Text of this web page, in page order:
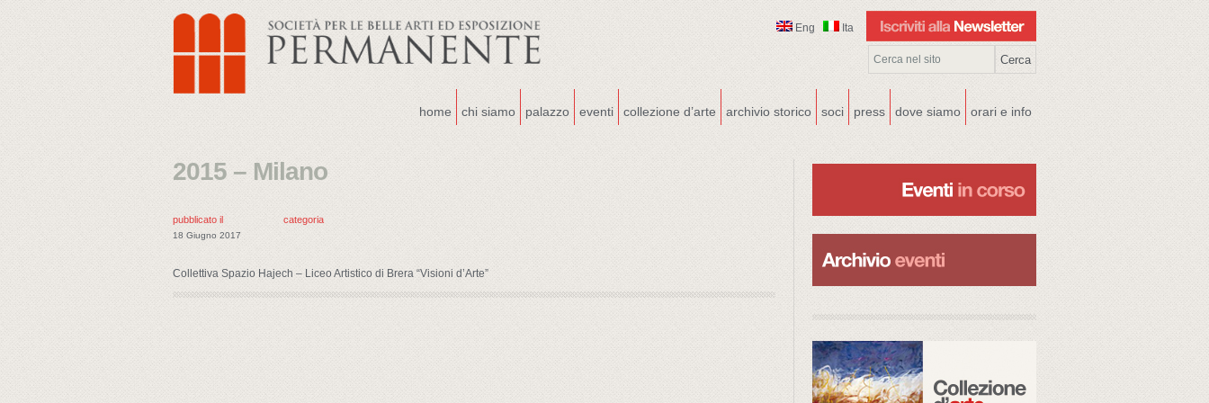
Eng Ita
home chi siamo palazzo eventi collezione d’arte archivio storico soci press dove siamo orari e info
2015 – Milano
pubblicato il
18 Giugno 2017
categoria
Collettiva Spazio Hajech – Liceo Artistico di Brera “Visioni d’Arte”